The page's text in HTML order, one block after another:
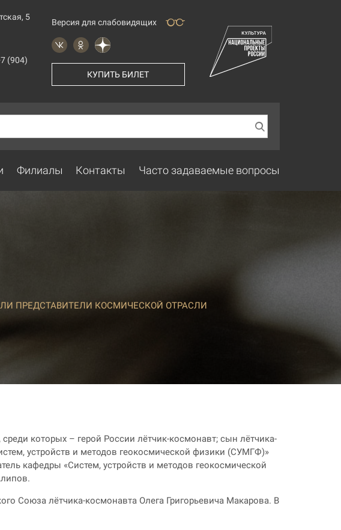
5
(904)
Версия для слабовидящих
КУПИТЬ БИЛЕТ
Филиалы Контакты Часто задаваемые вопросы
ПРЕДСТАВИТЕЛИ КОСМИЧЕСКОЙ ОТРАСЛИ
которых – герой России лётчик-космонавт; сын лётчика-
устройств и методов геокосмической физики (СУМГФ)»
кафедры «Систем, устройств и методов геокосмической
Союза лётчика-космонавта Олега Григорьевича Макарова. В